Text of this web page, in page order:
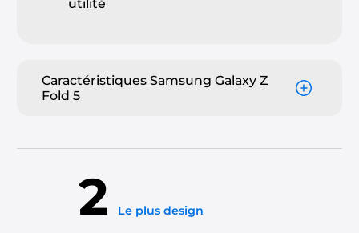
utilité
Caractéristiques Samsung Galaxy Z
Fold 5
2 Le plus design